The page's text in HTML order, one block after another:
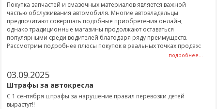
Покупка запчастей и смазочных материалов является важной
частью обслуживания автомобиля. Многие автовладельцы
предпочитают совершать подобные приобретения онлайн,
однако традиционные магазины продолжают оставаться
популярными среди водителей благодаря ряду преимуществ.
Рассмотрим подробнее плюсы покупок в реальных точках продаж:
подробнее...
03.09.2025
Штрафы за автокресла
С 1 сентября штрафы за нарушение правил перевозки детей
вырастут!!